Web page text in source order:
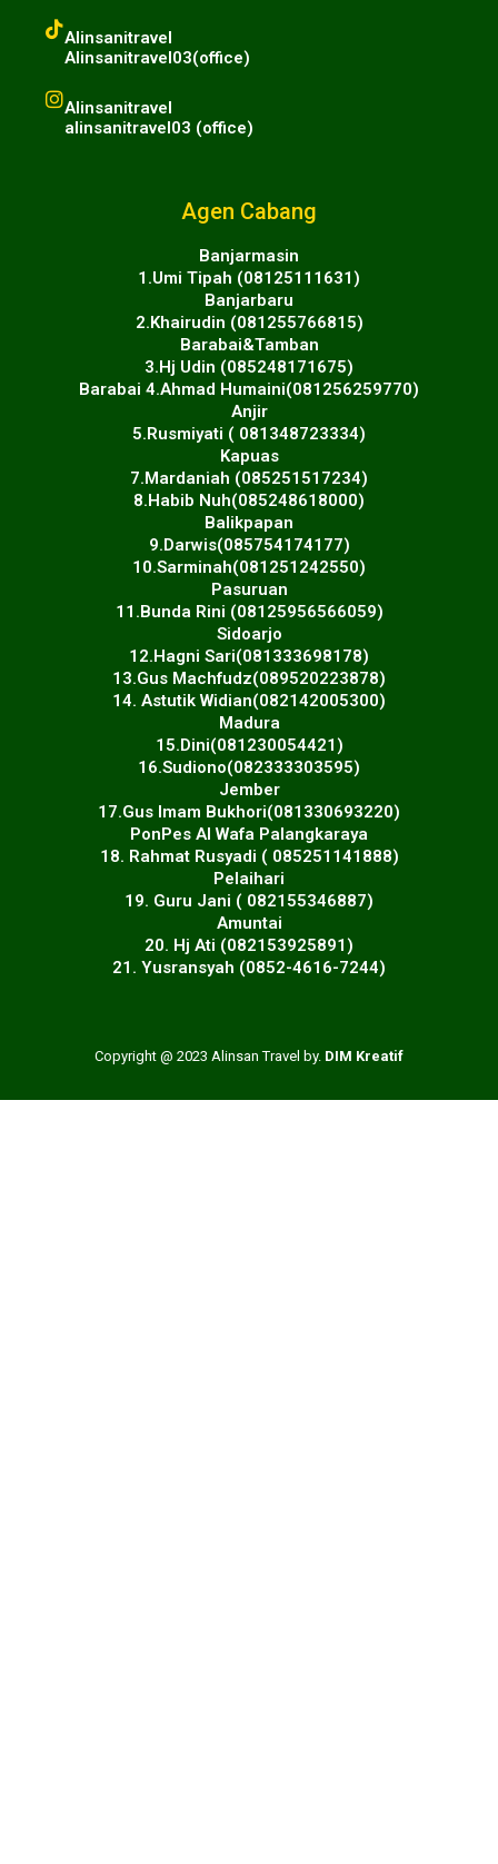
Alinsanitravel
Alinsanitravel03(office)
Alinsanitravel
alinsanitravel03 (office)
Agen Cabang
Banjarmasin
1.Umi Tipah (08125111631)
Banjarbaru
2.Khairudin (081255766815)
Barabai&Tamban
3.Hj Udin (085248171675)
Barabai 4.Ahmad Humaini(081256259770)
Anjir
5.Rusmiyati ( 081348723334)
Kapuas
7.Mardaniah (085251517234)
8.Habib Nuh(085248618000)
Balikpapan
9.Darwis(085754174177)
10.Sarminah(081251242550)
Pasuruan
11.Bunda Rini (08125956566059)
Sidoarjo
12.Hagni Sari(081333698178)
13.Gus Machfudz(089520223878)
14. Astutik Widian(082142005300)
Madura
15.Dini(081230054421)
16.Sudiono(082333303595)
Jember
17.Gus Imam Bukhori(081330693220)
PonPes Al Wafa Palangkaraya
18. Rahmat Rusyadi ( 085251141888)
Pelaihari
19. Guru Jani ( 082155346887)
Amuntai
20. Hj Ati (082153925891)
21. Yusransyah (0852-4616-7244)
Copyright @ 2023 Alinsan Travel by. DIM Kreatif